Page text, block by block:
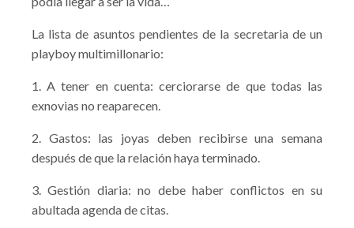
La lista de asuntos pendientes de la secretaria de un
playboy multimillonario:
1. A tener en cuenta: cerciorarse de que todas las
exnovias no reaparecen.
2. Gastos: las joyas deben recibirse una semana
después de que la relación haya terminado.
3. Gestión diaria: no debe haber conflictos en su
abultada agenda de citas.